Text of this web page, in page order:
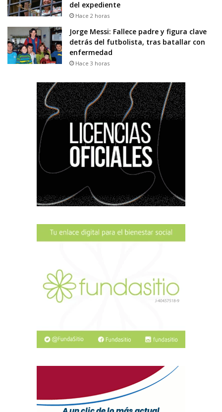
del expediente
Hace 2 horas
Jorge Messi: Fallece padre y figura clave
detrás del futbolista, tras batallar con
enfermedad
Hace 3 horas